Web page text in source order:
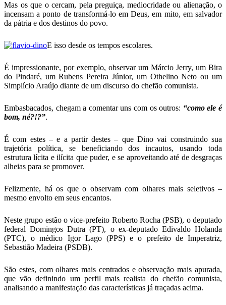
Mas os que o cercam, pela preguiça, mediocridade ou alienação, o
incensam a ponto de transformá-lo em Deus, em mito, em salvador
da pátria e dos destinos do povo.
E isso desde os tempos escolares.
É impressionante, por exemplo, observar um Márcio Jerry, um Bira
do Pindaré, um Rubens Pereira Júnior, um Othelino Neto ou um
Simplício Araújo diante de um discurso do chefão comunista.
Embasbacados, chegam a comentar uns com os outros: “como ele é
bom, né?!?”.
É com estes – e a partir destes – que Dino vai construindo sua
trajetória política, se beneficiando dos incautos, usando toda
estrutura lícita e ilícita que puder, e se aproveitando até de desgraças
alheias para se promover.
Felizmente, há os que o observam com olhares mais seletivos –
mesmo envolto em seus encantos.
Neste grupo estão o vice-prefeito Roberto Rocha (PSB), o deputado
federal Domingos Dutra (PT), o ex-deputado Edivaldo Holanda
(PTC), o médico Igor Lago (PPS) e o prefeito de Imperatriz,
Sebastião Madeira (PSDB).
São estes, com olhares mais centrados e observação mais apurada,
que vão definindo um perfil mais realista do chefão comunista,
analisando a manifestação das características já traçadas acima.